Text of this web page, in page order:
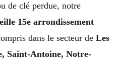
de clé perdue, notre
15e arrondissement
dans le secteur de Les
Saint-Antoine, Notre-